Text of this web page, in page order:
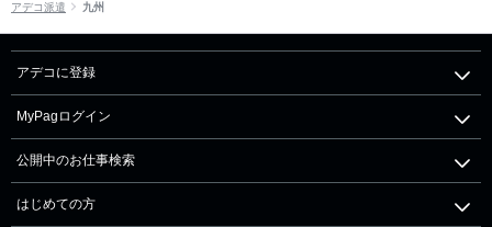
アデコ派遣 九州
アデコに登録
MyPagログイン
公開中のお仕事検索
はじめての方